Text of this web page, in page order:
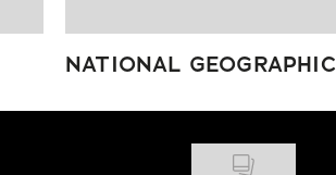
NATIONAL GEOGRAPHIC